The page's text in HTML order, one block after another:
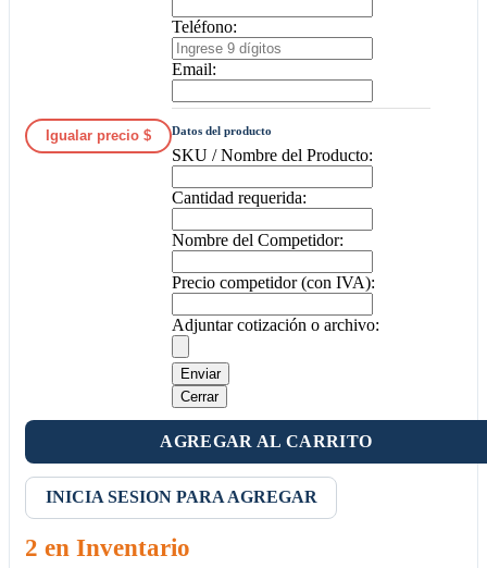
Igualar precio $
Teléfono:
Email:
Datos del producto
SKU / Nombre del Producto:
Cantidad requerida:
Nombre del Competidor:
Precio competidor (con IVA):
Adjuntar cotización o archivo:
Enviar
Cerrar
AGREGAR AL CARRITO
INICIA SESION PARA AGREGAR
2 en Inventario